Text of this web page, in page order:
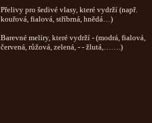
Přelivy pro šedivé vlasy, které vydrží (např.
kouřová, fialová, stříbrná, hnědá…)
Barevné melíry, které vydrží - (modrá, fialová,
červená, růžová, zelená, - - žlutá,…….)